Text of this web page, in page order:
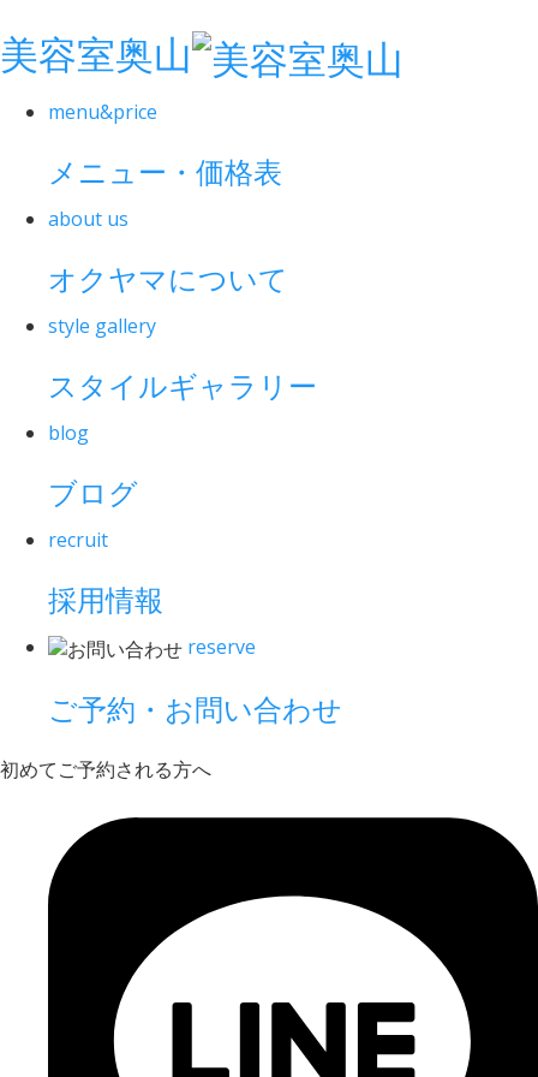
美容室奥山
menu&price
メニュー・価格表
about us
オクヤマについて
style gallery
スタイルギャラリー
blog
ブログ
recruit
採用情報
reserve
ご予約・お問い合わせ
初めてご予約される方へ